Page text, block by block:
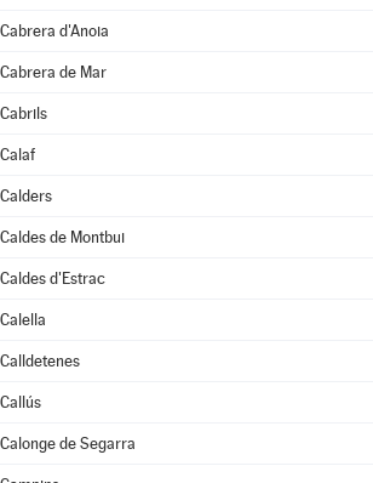
Cabrera d'Anoia
Cabrera de Mar
Cabrils
Calaf
Calders
Caldes de Montbui
Caldes d'Estrac
Calella
Calldetenes
Callús
Calonge de Segarra